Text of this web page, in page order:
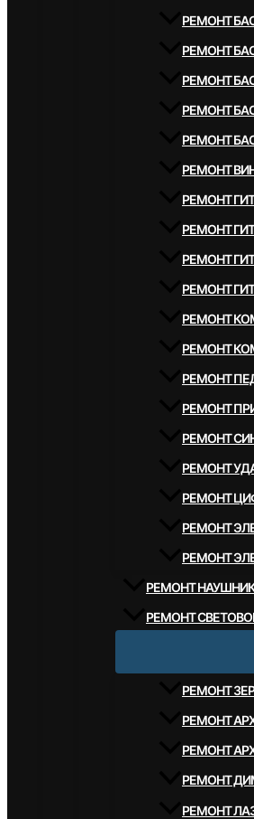
РЕМОНТ
РЕМОНТ
РЕМОНТ
РЕМОНТ
РЕМОНТ
РЕМОНТ
РЕМОНТ
РЕМОНТ
РЕМОНТ
РЕМОНТ
РЕМОНТ
РЕМОНТ
РЕМОНТ
РЕМОНТ
РЕМОНТ
РЕМОНТ
РЕМОНТ
РЕМОНТ
РЕМОНТ
РЕМОНТ
РЕМОНТ
РЕМОНТ
РЕМОНТ
РЕМОНТ
РЕМОНТ
РЕМОНТ